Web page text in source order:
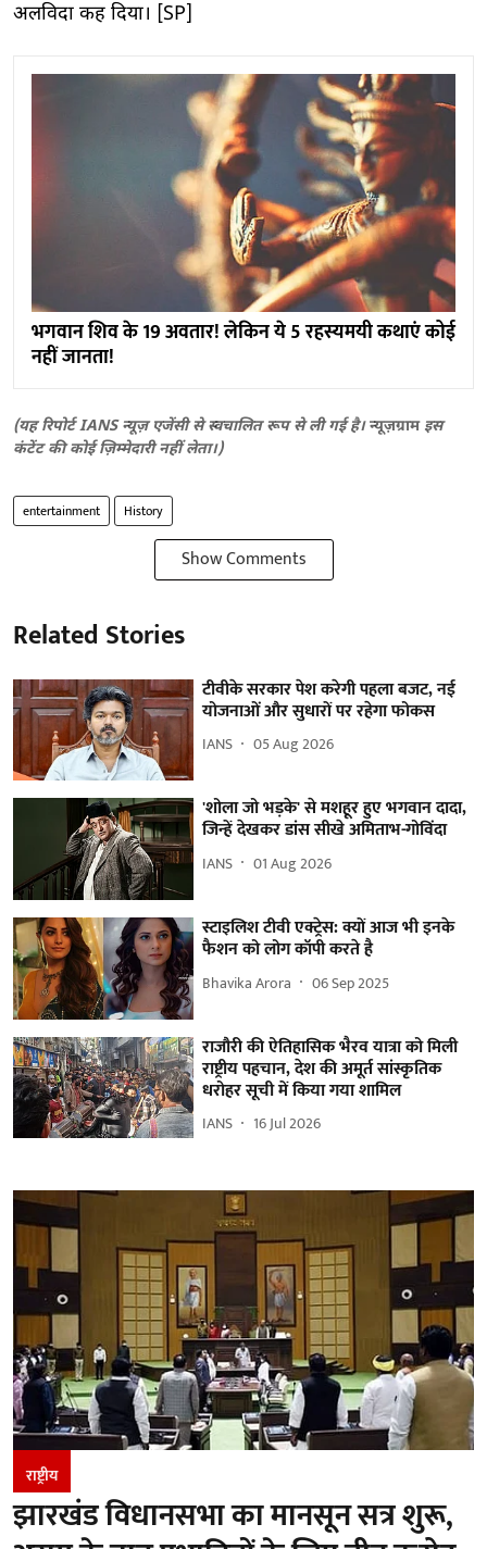
अलविदा कह दिया। [SP]
भगवान शिव के 19 अवतार! लेकिन ये 5 रहस्यमयी कथाएं कोई
नहीं जानता!
(यह रिपोर्ट IANS न्यूज़ एजेंसी से स्वचालित रूप से ली गई है।न्यूज़ग्राम इस
कंटेंट की कोई ज़िम्मेदारी नहीं लेता।)
entertainment History
Show Comments
Related Stories
टीवीके सरकार पेश करेगी पहला बजट, नई
योजनाओं और सुधारों पर रहेगा फोकस
IANS 05 Aug 2026
'शोला जो भड़के' से मशहूर हुए भगवान दादा,
जिन्हें देखकर डांस सीखे अमिताभ-गोविंदा
IANS 01 Aug 2026
स्टाइलिश टीवी एक्ट्रेस: क्यों आज भी इनके
फैशन को लोग कॉपी करते है
Bhavika Arora 06 Sep 2025
राजौरी की ऐतिहासिक भैरव यात्रा को मिली
राष्ट्रीय पहचान, देश की अमूर्त सांस्कृतिक
धरोहर सूची में किया गया शामिल
IANS 16 Jul 2026
राष्ट्रीय
झारखंड विधानसभा का मानसून सत्र शुरू,